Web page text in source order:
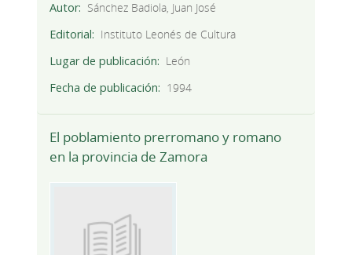
Autor
Sánchez Badiola, Juan José
Editorial
Instituto Leonés de Cultura
Lugar de publicación
León
Fecha de publicación
1994
El poblamiento prerromano y romano
en la provincia de Zamora